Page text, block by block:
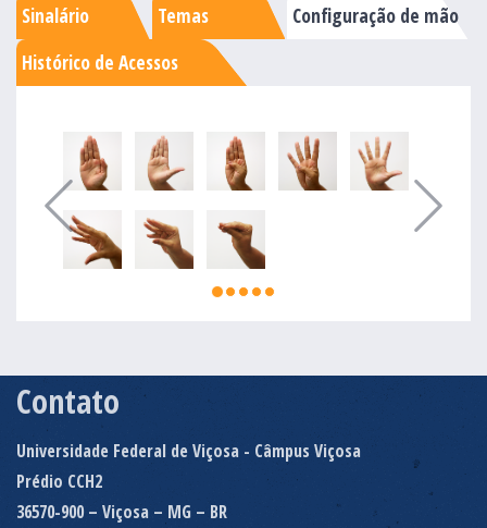
Sinalário Temas
Configuração de mão
Histórico de Acessos
Contato
Universidade Federal de Viçosa - Câmpus Viçosa
Prédio CCH2
36570-900 – Viçosa – MG – BR